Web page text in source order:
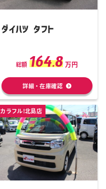
ダイハツ タフト
総額 164.8 万円
詳細・在庫確認
カラフル!北島店